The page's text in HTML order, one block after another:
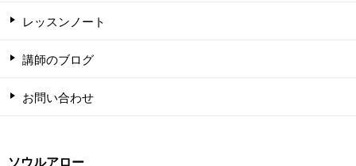
レッスンノート
講師のブログ
お問い合わせ
ソウルアロー